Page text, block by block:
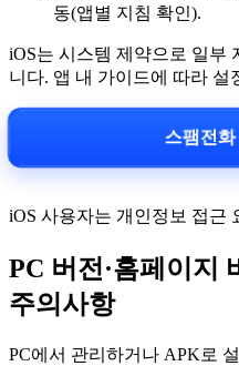
동(앱별 지침 확인).
iOS는 시스템 제약으로 일부
니다. 앱 내 가이드에 따라 설
스팸전
iOS 사용자는 개인정보 접근
PC 버전·홈페이지
주의사항
PC에서 관리하거나 APK로